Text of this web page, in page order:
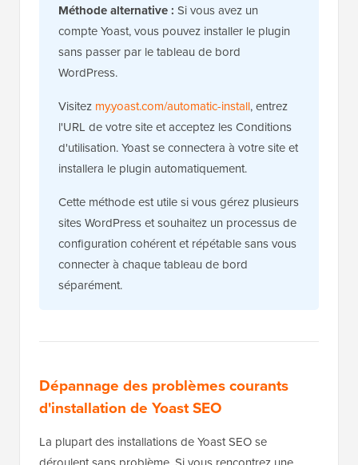
Méthode alternative : Si vous avez un
compte Yoast, vous pouvez installer le plugin
sans passer par le tableau de bord
WordPress.
Visitez my.yoast.com/automatic-install, entrez
l'URL de votre site et acceptez les Conditions
d'utilisation. Yoast se connectera à votre site et
installera le plugin automatiquement.
Cette méthode est utile si vous gérez plusieurs
sites WordPress et souhaitez un processus de
configuration cohérent et répétable sans vous
connecter à chaque tableau de bord
séparément.
Dépannage des problèmes courants
d'installation de Yoast SEO
La plupart des installations de Yoast SEO se